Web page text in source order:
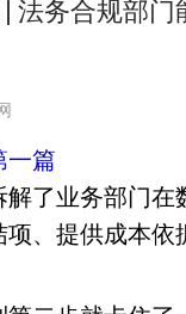
法务合规部
一篇
了业务部门
、提供成本依